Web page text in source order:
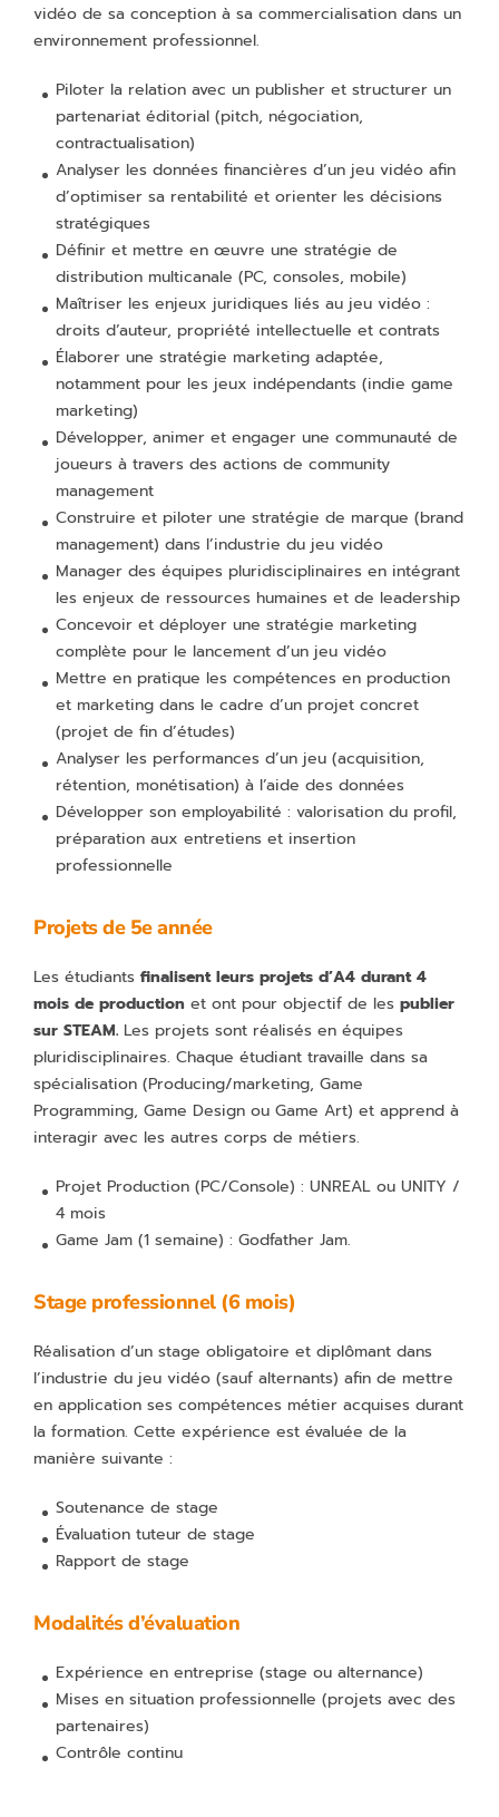
vidéo de sa conception à sa commercialisation dans un
environnement professionnel.
Piloter la relation avec un publisher et structurer un
partenariat éditorial (pitch, négociation,
contractualisation)
Analyser les données financières d’un jeu vidéo afin
d’optimiser sa rentabilité et orienter les décisions
stratégiques
Définir et mettre en œuvre une stratégie de
distribution multicanale (PC, consoles, mobile)
Maîtriser les enjeux juridiques liés au jeu vidéo :
droits d’auteur, propriété intellectuelle et contrats
Élaborer une stratégie marketing adaptée,
notamment pour les jeux indépendants (indie game
marketing)
Développer, animer et engager une communauté de
joueurs à travers des actions de community
management
Construire et piloter une stratégie de marque (brand
management) dans l’industrie du jeu vidéo
Manager des équipes pluridisciplinaires en intégrant
les enjeux de ressources humaines et de leadership
Concevoir et déployer une stratégie marketing
complète pour le lancement d’un jeu vidéo
Mettre en pratique les compétences en production
et marketing dans le cadre d’un projet concret
(projet de fin d’études)
Analyser les performances d’un jeu (acquisition,
rétention, monétisation) à l’aide des données
Développer son employabilité : valorisation du profil,
préparation aux entretiens et insertion
professionnelle
Projets de 5e année
Les étudiants finalisent leurs projets d’A4 durant 4
mois de production et ont pour objectif de les publier
sur STEAM. Les projets sont réalisés en équipes
pluridisciplinaires. Chaque étudiant travaille dans sa
spécialisation (Producing/marketing, Game
Programming, Game Design ou Game Art) et apprend à
interagir avec les autres corps de métiers.
Projet Production (PC/Console) : UNREAL ou UNITY /
4 mois
Game Jam (1 semaine) : Godfather Jam.
Stage professionnel (6 mois)
Réalisation d’un stage obligatoire et diplômant dans
l’industrie du jeu vidéo (sauf alternants) afin de mettre
en application ses compétences métier acquises durant
la formation. Cette expérience est évaluée de la
manière suivante :
Soutenance de stage
Évaluation tuteur de stage
Rapport de stage
Modalités d’évaluation
Expérience en entreprise (stage ou alternance)
Mises en situation professionnelle (projets avec des
partenaires)
Contrôle continu